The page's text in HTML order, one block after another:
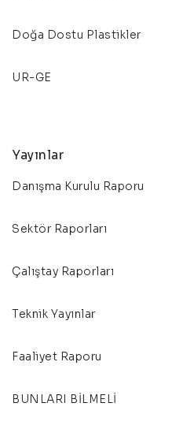
Doğa Dostu Plastikler
UR-GE
Yayınlar
Danışma Kurulu Raporu
Sektör Raporları
Çalıştay Raporları
Teknik Yayınlar
Faaliyet Raporu
BUNLARI BİLMELİ